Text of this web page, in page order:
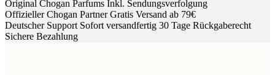
Original Chogan Parfums Inkl. Sendungsverfolgung
Offizieller Chogan PartnerGratis Versand ab 79€
Deutscher Support Sofort versandfertig 30 Tage Rückgaberecht
Sichere Bezahlung